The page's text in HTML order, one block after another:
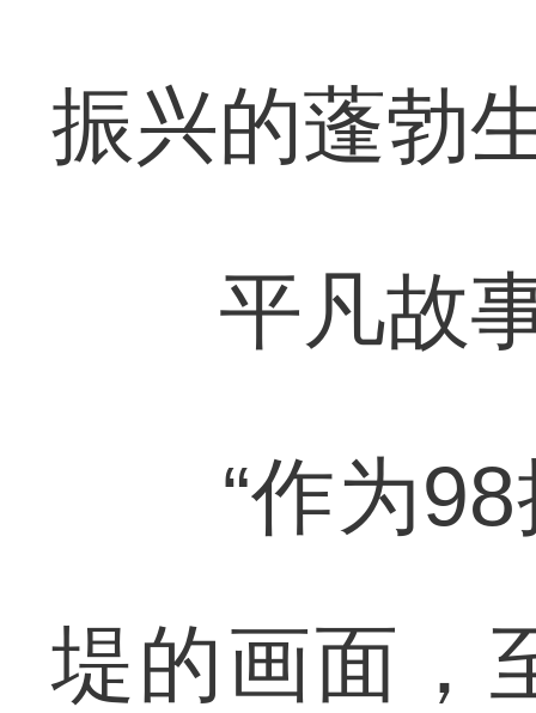
振兴的蓬勃
平凡故事
“作为98
堤的画面，